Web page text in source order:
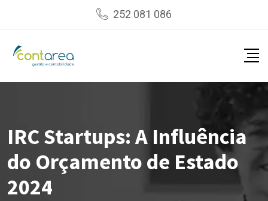
252 081 086
IRC Startups: A Influência
do Orçamento de Estado
2024